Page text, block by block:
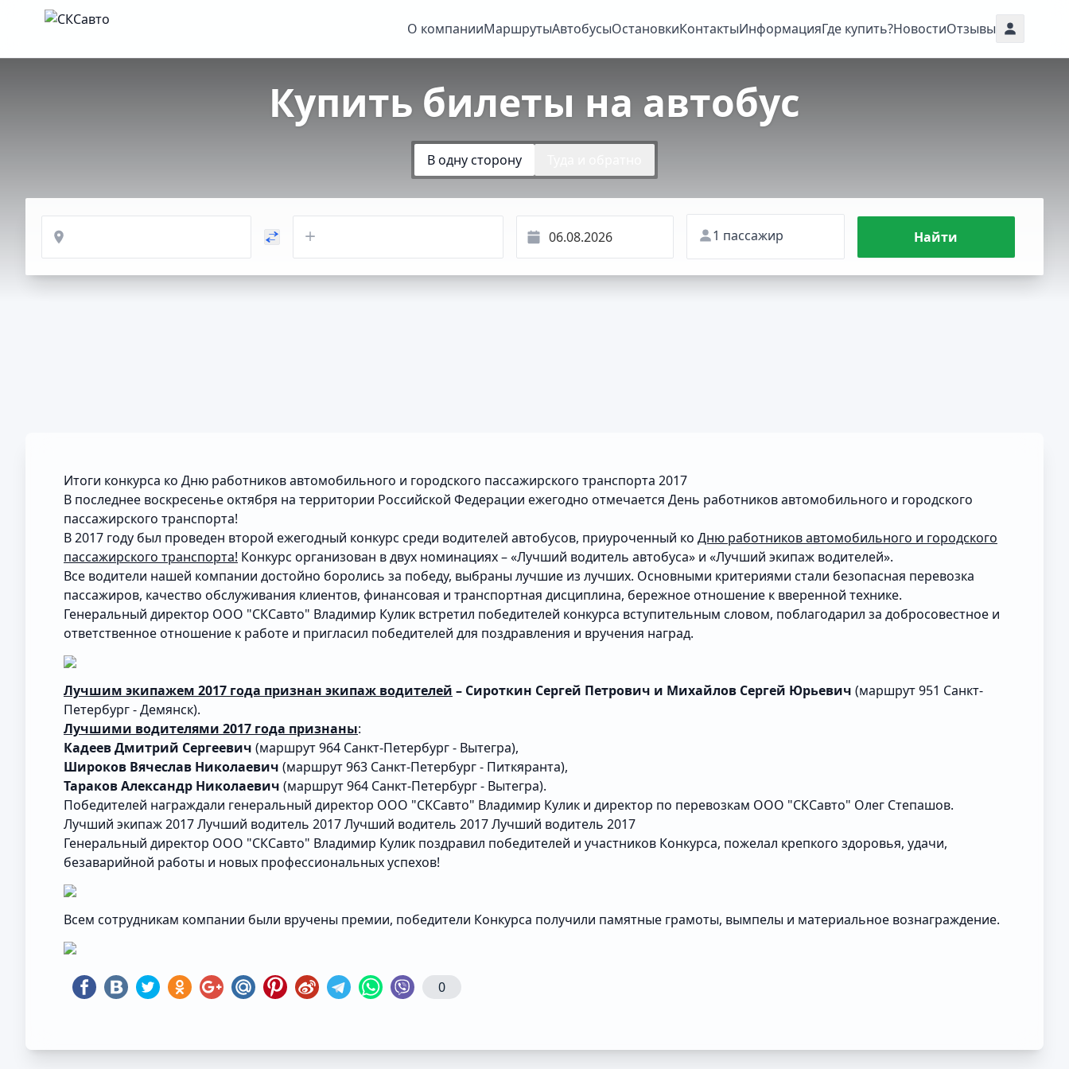
О компанииМаршрутыАвтобусыОстановкиКонтактыИнформацияГде купить?НовостиОтзывы
Купить билеты на автобус
В одну сторону
1 пассажир Найти
Итоги конкурса ко Дню работников автомобильного и городского пассажирского транспорта 2017
В последнее воскресенье октября на территории Российской Федерации ежегодно отмечается День работников автомобильного и городского
пассажирского транспорта!
В 2017 году был проведен второй ежегодный конкурс среди водителей автобусов, приуроченный ко Дню работников автомобильного и городского
пассажирского транспорта! Конкурс организован в двух номинациях – «Лучший водитель автобуса» и «Лучший экипаж водителей».
Все водители нашей компании достойно боролись за победу, выбраны лучшие из лучших. Основными критериями стали безопасная перевозка
пассажиров, качество обслуживания клиентов, финансовая и транспортная дисциплина, бережное отношение к вверенной технике.
Генеральный директор ООО "СКСавто" Владимир Кулик встретил победителей конкурса вступительным словом, поблагодарил за добросовестное и
ответственное отношение к работе и пригласил победителей для поздравления и вручения наград.
Лучшим экипажем 2017 года признан экипаж водителей – Сироткин Сергей Петрович и Михайлов Сергей Юрьевич (маршрут 951 Санкт-
Петербург - Демянск).
Лучшими водителями 2017 года признаны:
Кадеев Дмитрий Сергеевич (маршрут 964 Санкт-Петербург - Вытегра),
Широков Вячеслав Николаевич (маршрут 963 Санкт-Петербург - Питкяранта),
Тараков Александр Николаевич (маршрут 964 Санкт-Петербург - Вытегра).
Победителей награждали генеральный директор ООО "СКСавто" Владимир Кулик и директор по перевозкам ООО "СКСавто" Олег Степашов.
Лучший экипаж 2017Лучший водитель 2017Лучший водитель 2017Лучший водитель 2017
Генеральный директор ООО "СКСавто" Владимир Кулик поздравил победителей и участников Конкурса, пожелал крепкого здоровья, удачи,
безаварийной работы и новых профессиональных успехов!
Всем сотрудникам компании были вручены премии, победители Конкурса получили памятные грамоты, вымпелы и материальное вознаграждение.
0